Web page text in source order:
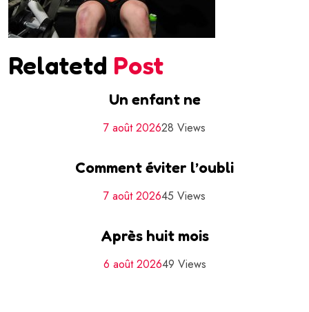
Relatetd Post
Un enfant ne
7 août 202628 Views
Comment éviter l’oubli
7 août 202645 Views
Après huit mois
6 août 202649 Views